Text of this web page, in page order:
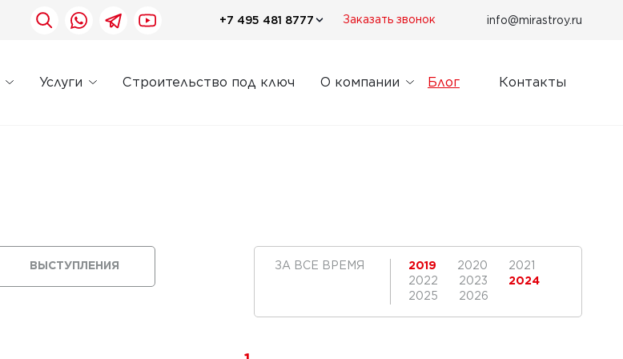
+7 495 481 8777 Заказать звонок info@mirastroy.ru
Услуги Строительство под ключ О компании Блог Контакты
ВЫСТУПЛЕНИЯ ЗА ВСЕ ВРЕМЯ 2019 2020
2021
2022
2023
2024
2025
2026